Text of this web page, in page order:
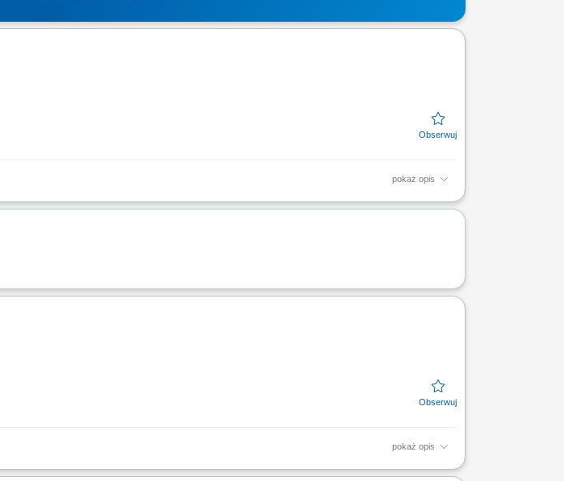
pokaż opis
oraz kompleksowe przygotowywanie powierzchni do podkładowania i
pokaż opis
Szpachlowanie oraz przygotowywanie powierzchni do podkładowania i lakierowania.